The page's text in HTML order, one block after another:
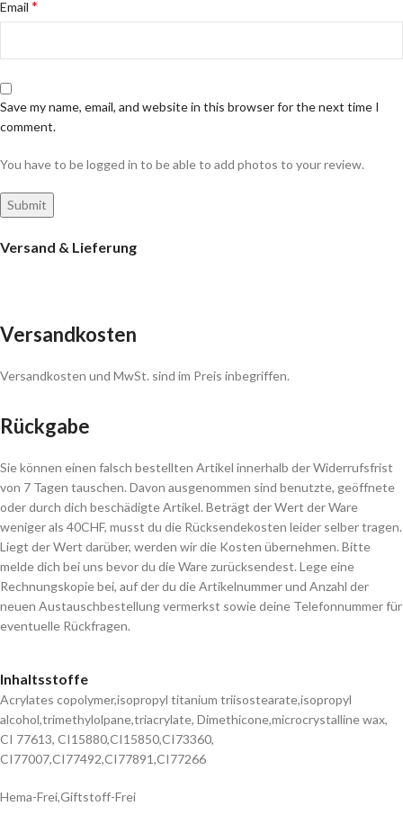
Email *
Save my name, email, and website in this browser for the next time I
comment.
You have to be logged in to be able to add photos to your review.
Versand & Lieferung
Versandkosten
Versandkosten und MwSt. sind im Preis inbegriffen.
Rückgabe
Sie können einen falsch bestellten Artikel innerhalb der Widerrufsfrist
von 7 Tagen tauschen. Davon ausgenommen sind benutzte, geöffnete
oder durch dich beschädigte Artikel. Beträgt der Wert der Ware
weniger als 40CHF, musst du die Rücksendekosten leider selber tragen.
Liegt der Wert darüber, werden wir die Kosten übernehmen. Bitte
melde dich bei uns bevor du die Ware zurücksendest. Lege eine
Rechnungskopie bei, auf der du die Artikelnummer und Anzahl der
neuen Austauschbestellung vermerkst sowie deine Telefonnummer für
eventuelle Rückfragen.
Inhaltsstoffe
Acrylates copolymer,isopropyl titanium triisostearate,isopropyl
alcohol,trimethylolpane,triacrylate, Dimethicone,microcrystalline wax,
CI 77613, CI15880,CI15850,CI73360,
CI77007,CI77492,CI77891,CI77266
Hema-Frei,Giftstoff-Frei